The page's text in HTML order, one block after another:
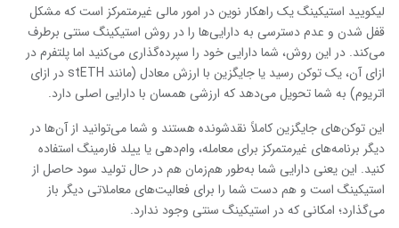
لیکویید استیکینگ یک راهکار نوین در امور مالی غیرمتمرکز است که مشکل
قفل شدن و عدم دسترسی به دارایی‌ها را در روش استیکینگ سنتی برطرف
می‌کند. در این روش، شما دارایی خود را سپرده‌گذاری می‌کنید اما پلتفرم در
ازای آن، یک توکن رسید یا جایگزین با ارزش معادل (مانند stETH در ازای
اتریوم) به شما تحویل می‌دهد که ارزشی همسان با دارایی اصلی دارد.
این توکن‌های جایگزین کاملاً نقدشونده هستند و شما می‌توانید از آن‌ها در
دیگر برنامه‌های غیرمتمرکز برای معامله، وام‌دهی یا ییلد فارمینگ استفاده
کنید. این یعنی دارایی شما به‌طور هم‌زمان هم در حال تولید سود حاصل از
استیکینگ است و هم دست شما را برای فعالیت‌های معاملاتی دیگر باز
می‌گذارد؛ امکانی که در استیکینگ سنتی وجود ندارد.